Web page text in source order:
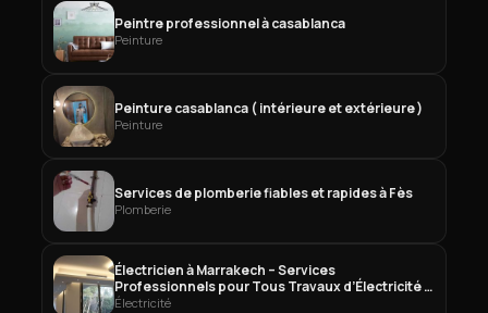
Peintre professionnel à casablanca
Peinture
Peinture casablanca ( intérieure et extérieure )
Peinture
Services de plomberie fiables et rapides à Fès
Plomberie
Électricien à Marrakech – Services
Professionnels pour Tous Travaux d’Électricité à
Marrakech
Électricité